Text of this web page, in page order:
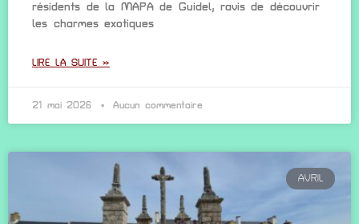
résidents de la MAPA de Guidel, ravis de découvrir
les charmes exotiques
LIRE LA SUITE »
21 mai 2026 Aucun commentaire
AVRIL